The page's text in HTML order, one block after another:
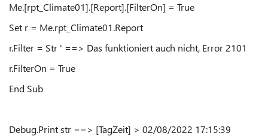
Me.[rpt_Climate01].[Report].[FilterOn] = True
Set r = Me.rpt_Climate01.Report
r.Filter = Str ' ==> Das funktioniert auch nicht, Error 2101
r.FilterOn = True
End Sub
Debug.Print str ==> [TagZeit] > 02/08/2022 17:15:39